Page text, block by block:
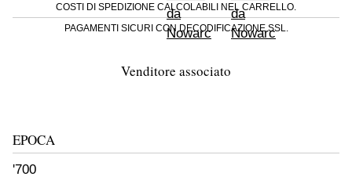
COSTI DI SPEDIZIONE CALCOLABILI NEL CARRELLO.
PAGAMENTI SICURI CON DECODIFICAZIONE SSL.
Venditore associato
EPOCA
'700